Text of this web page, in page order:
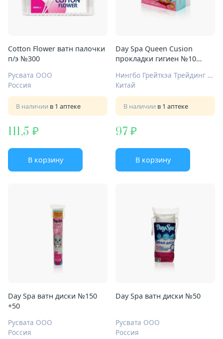
Cotton Flower ватн палочки
п/э №300
Русвата ООО
Россия
В наличии в 1 аптеке
111,5
В корзину
Day Spa Queen Cusion
прокладки гигиен №10
Нингбо Грейткэа Трейдинг Ко Лтд
Китай
В наличии в 1 аптеке
97
В корзину
Day Spa ватн диски №150
+50
Русвата ООО
Россия
Day Spa ватн диски №50
Русвата ООО
Россия